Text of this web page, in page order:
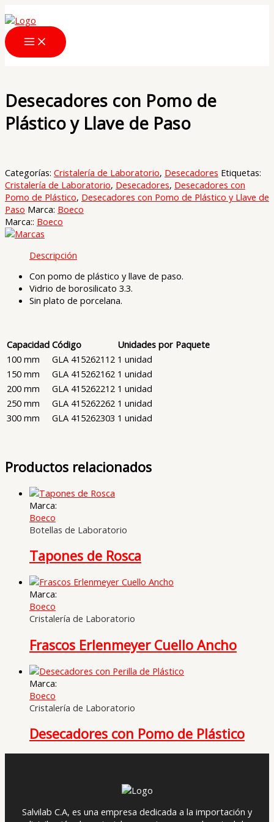
al
contenido
Desecadores con Pomo de
Plástico y Llave de Paso
Categorías: Cristalería de Laboratorio, Desecadores Etiquetas:
Cristalería de Laboratorio, Desecadores, Desecadores con
Pomo de Plástico, Desecadores con Pomo de Plástico y Llave de
Paso Marca: Boeco
Marca:: Boeco
Descripción
Con pomo de plástico y llave de paso.
Vidrio de borosilicato 3.3.
Sin plato de porcelana.
Capacidad Código
Unidades por Paquete
100 mm
GLA 415262112 1 unidad
150 mm
GLA 415262162 1 unidad
200 mm
GLA 415262212 1 unidad
250 mm
GLA 415262262 1 unidad
300 mm
GLA 415262303 1 unidad
Productos relacionados
Marca:
Boeco
Botellas de Laboratorio
Tapones de Rosca
Marca:
Boeco
Cristalería de Laboratorio
Frascos Erlenmeyer Cuello Ancho
Marca:
Boeco
Cristalería de Laboratorio
Desecadores con Pomo de Plástico
Salvilab C.A, es una empresa dedicada a la importación y